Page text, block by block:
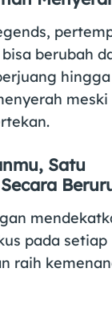
bisa berubah
meski
Satu
pada setiap
raih